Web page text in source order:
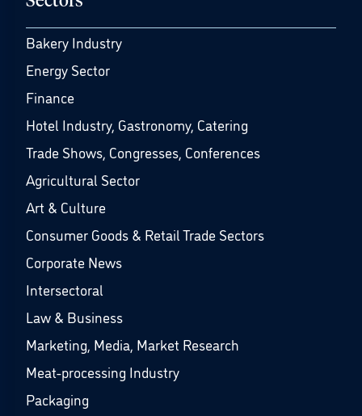
Bakery Industry
Energy Sector
Finance
Hotel Industry, Gastronomy, Catering
Trade Shows, Congresses, Conferences
Agricultural Sector
Art & Culture
Consumer Goods & Retail Trade Sectors
Corporate News
Intersectoral
Law & Business
Marketing, Media, Market Research
Meat-processing Industry
Packaging